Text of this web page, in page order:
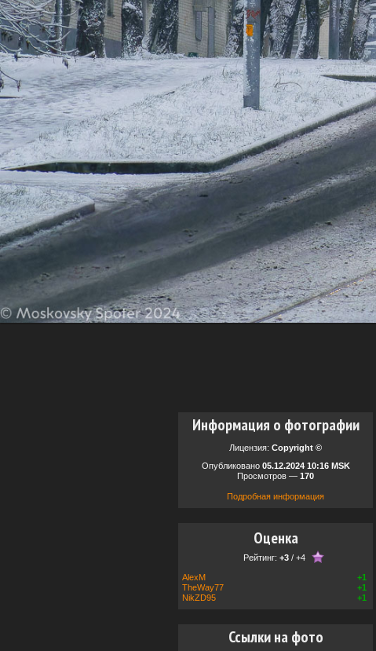
Информация о фотографии
Лицензия: Copyright ©
Опубликовано 05.12.2024 10:16 MSK
Просмотров — 170
Подробная информация
Оценка
Рейтинг: +3 / +4
AlexM
+1
TheWay77
+1
NikZD95
+1
Ссылки на фото